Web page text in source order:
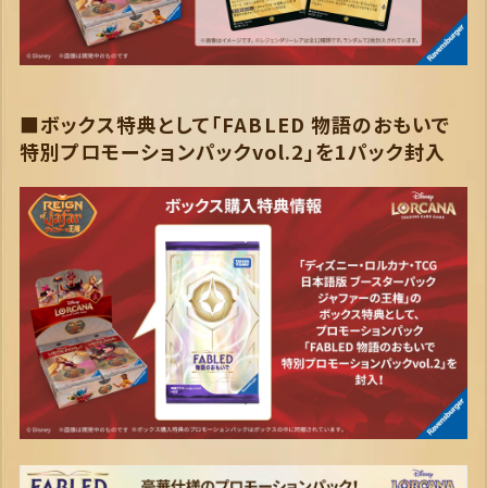
■ボックス特典として「FABLED 物語のおもいで
特別プロモーションパックvol.2」を1パック封入